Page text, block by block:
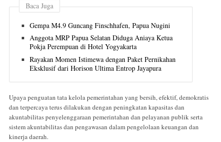
Baca Juga
Gempa M4.9 Guncang Finschhafen, Papua Nugini
Anggota MRP Papua Selatan Diduga Aniaya Ketua
Pokja Perempuan di Hotel Yogyakarta
Rayakan Momen Istimewa dengan Paket Pernikahan
Eksklusif dari Horison Ultima Entrop Jayapura
Upaya penguatan tata kelola pemerintahan yang bersih, efektif, demokratis
dan terpercaya terus dilakukan dengan peningkatan kapasitas dan
akuntabilitas penyelenggaraan pemerintahan dan pelayanan publik serta
sistem akuntabilitas dan pengawasan dalam pengelolaan keuangan dan
kinerja daerah.